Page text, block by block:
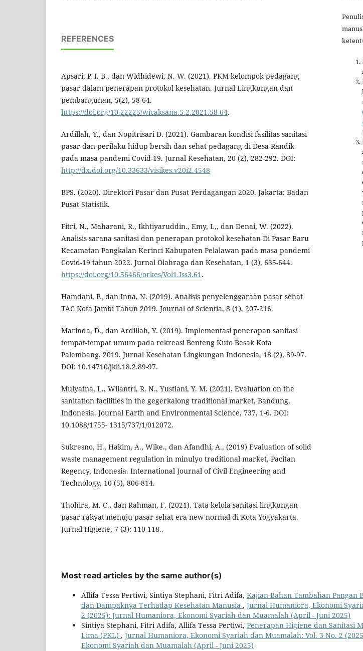
REFERENCES
Apsari, P. I. B., dan Widhidewi, N. W. (2021). PKM kelompok pedagang
pasar dalam penerapan protokol kesehatan. Jurnal Lingkungan dan
pembangunan, 5(2), 58-64.
https://doi.org/10.22225/wicaksana.5.2.2021.58-64.
Ardillah, Y., dan Nopitrisari D. (2021). Gambaran kondisi fasilitas sanitasi
pasar dan perilaku hidup bersih dan sehat pedagang di Desa Randik
pada masa pandemi Covid-19. Jurnal Kesehatan, 20 (2), 282-292. DOI:
http://dx.doi.org/10.33633/visikes.v20i2.4548
BPS. (2020). Direktori Pasar dan Pusat Perdagangan 2020. Jakarta: Badan
Pusat Statistik.
Fitri, N., Maharani, R., Ikhtiyaruddin., Emy, L,, dan Denai, W. (2022).
Analisis sarana sanitasi dan penerapan protokol kesehatan Di Pasar Baru
Kecamatan Pangkalan Kerinci Kabupaten Pelalawan pada masa pandemi
Covid-19 tahun 2022. Jurnal Olahraga dan Kesehatan, 1 (3), 635-644.
https://doi.org/10.56466/orkes/Vol1.Iss3.61.
Hamdani, P., dan Inna, N. (2019). Analisis penyelenggaraan pasar sehat
TAC Kota Jambi Tahun 2019. Journal of Scientia, 8 (1), 207-216.
Marinda, D., dan Ardillah, Y. (2019). Implementasi penerapan sanitasi
tempat-tempat umum pada rekreasi Benteng Kuto Besak Kota
Palembang. 2019. Jurnal Kesehatan Lingkungan Indonesia, 18 (2), 89-97.
DOI: 10.14710/jkli.18.2.89-97.
Mulyatna, L., Wilantri, R. N., Yustiani, Y. M. (2021). Evaluation on the
sanitation facilities in the gegerkalong traditional market, Bandung,
Indonesia. Journal Earth and Environmental Science, 737, 1-6. DOI:
10.1088/1755- 1315/737/1/012072.
Sukresno, H., Hakim, A., Wike., dan Afandhi, A., (2019) Evaluation of solid
waste management regulation in minulyo traditional market, Pacitan
Regency, Indonesia. International Journal of Civil Engineering and
Technology, 10 (5), 806-814.
Thohira, M. C., dan Rahman, F. (2021). Tata kelola sanitasi lingkungan
pasar rakyat menuju pasar sehat era new normal di Kota Yogyakarta.
Jurnal Higiene, 7 (3): 110-118..
Most read articles by the same author(s)
Allifa Tessa Pertiwi, Sintiya Stephani, Fitri Adifa, Kajian Bahan Tambahan Pangan
dan Dampaknya Terhadap Kesehatan Manusia , Jurnal Humaniora, Ekonomi
2 (2025): Jurnal Humaniora, Ekonomi Syariah dan Muamalah (April - Juni 2025)
Sintiya Stephani, Fitri Adifa, Allifa Tessa Pertiwi, Penerapan Higiene dan Sanitasi
Lima (PKL) , Jurnal Humaniora, Ekonomi Syariah dan Muamalah: Vol. 3 No. 2
Ekonomi Syariah dan Muamalah (April - Juni 2025)